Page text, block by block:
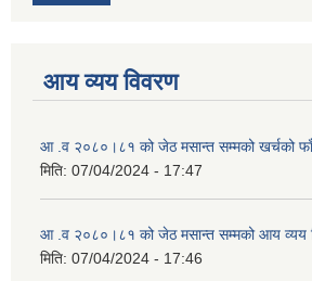
आय व्यय विवरण
आ .व २०८०।८१ को जेठ मसान्त सम्मको खर्चको
मिति: 07/04/2024 - 17:47
आ .व २०८०।८१ को जेठ मसान्त सम्मको आय व्यय
मिति: 07/04/2024 - 17:46